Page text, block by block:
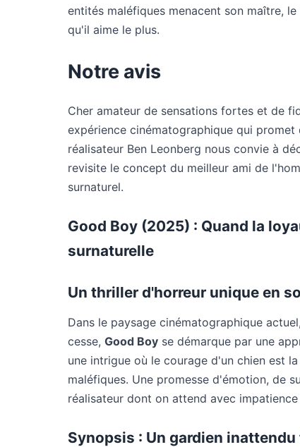
entités maléfiques menacent son maître,
qu'il aime le plus.
Notre avis
Cher amateur de sensations fortes et de
expérience cinématographique qui
réalisateur Ben Leonberg nous convie à
revisite le concept du meilleur ami de
surnaturel.
Good Boy (2025) : Quand la
surnaturelle
Un thriller d'horreur unique en
Dans le paysage cinématographique
cesse, Good Boy se démarque par une
une intrigue où le courage d'un chien est
maléfiques. Une promesse d'émotion, de
réalisateur dont on attend avec
Synopsis : Un gardien